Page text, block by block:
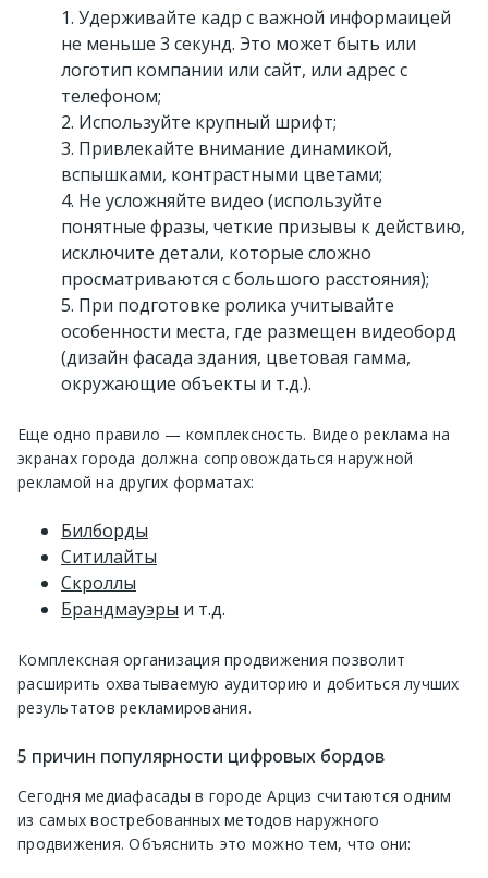
Удерживайте кадр с важной информаицей
не меньше 3 секунд. Это может быть или
логотип компании или сайт, или адрес с
телефоном;
Используйте крупный шрифт;
Привлекайте внимание динамикой,
вспышками, контрастными цветами;
Не усложняйте видео (используйте
понятные фразы, четкие призывы к действию,
исключите детали, которые сложно
просматриваются с большого расстояния);
При подготовке ролика учитывайте
особенности места, где размещен видеоборд
(дизайн фасада здания, цветовая гамма,
окружающие объекты и т.д.).
Еще одно правило — комплексность. Видео реклама на
экранах города должна сопровождаться наружной
рекламой на других форматах:
Билборды
Ситилайты
Скроллы
Брандмауэры и т.д.
Комплексная организация продвижения позволит
расширить охватываемую аудиторию и добиться лучших
результатов рекламирования.
5 причин популярности цифровых бордов
Сегодня медиафасады в городе Арциз считаются одним
из самых востребованных методов наружного
продвижения. Объяснить это можно тем, что они: